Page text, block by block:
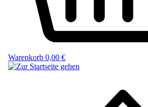
Warenkorb 0,00 €